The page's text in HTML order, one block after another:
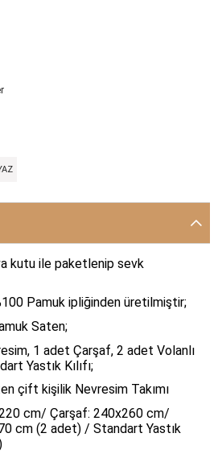
kutu ile paketlenip sevk
Pamuk ipliğinden üretilmiştir;
Saten;
1 adet Çarşaf, 2 adet Volanlı
Yastık Kılıfı;
çift kişilik Nevresim Takımı
cm/ Çarşaf: 240x260 cm/
cm (2 adet) / Standart Yastık